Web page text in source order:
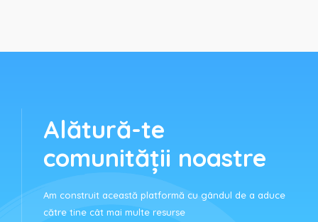
Alătură-te
comunității noastre
Am construit această platformă cu gândul de a aduce
către tine cât mai multe resurse